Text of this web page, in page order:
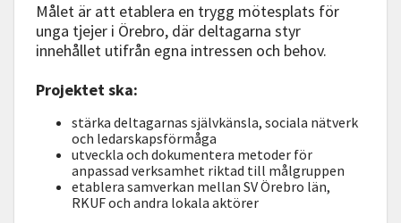
Målet är att etablera en trygg mötesplats för
unga tjejer i Örebro, där deltagarna styr
innehållet utifrån egna intressen och behov.
Projektet ska:
stärka deltagarnas självkänsla, sociala nätverk
och ledarskapsförmåga
utveckla och dokumentera metoder för
anpassad verksamhet riktad till målgruppen
etablera samverkan mellan SV Örebro län,
RKUF och andra lokala aktörer